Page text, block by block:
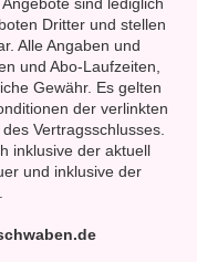
sind lediglich
Dritter und stellen
Alle Angaben und
und Abo-Laufzeiten,
Gewähr. Es gelten
der verlinkten
Vertragsschlusses.
inklusive der aktuell
und inklusive der